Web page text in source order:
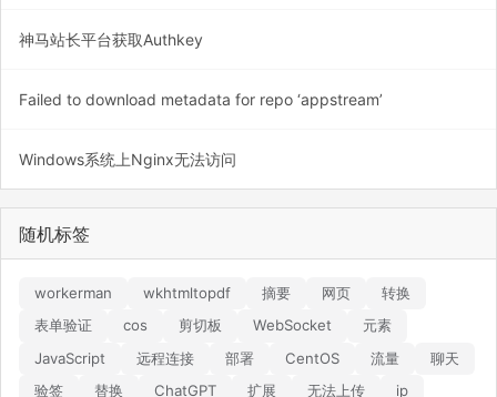
神马站长平台获取Authkey
Failed to download metadata for repo ‘appstream’
Windows系统上Nginx无法访问
随机标签
workerman wkhtmltopdf 摘要 网页
转换
表单验证
cos 剪切板 WebSocket
元素
JavaScript
远程连接 部署 CentOS 流量
聊天
验签
替换 ChatGPT 扩展 无法上传 ip